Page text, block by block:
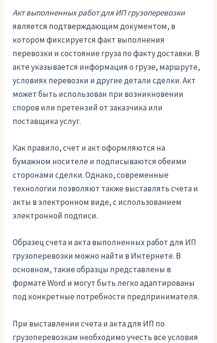
Акт выполненных работ для ИП грузоперевозки
является подтверждающим документом, в
котором фиксируется факт выполнения
перевозки и состояние груза по факту доставки. В
акте указывается информация о грузе, маршруте,
условиях перевозки и другие детали сделки. Акт
может быть использован при возникновении
споров или претензий от заказчика или
поставщика услуг.
Как правило, счет и акт оформляются на
бумажном носителе и подписываются обеими
сторонами сделки. Однако, современные
технологии позволяют также выставлять счета и
акты в электронном виде, с использованием
электронной подписи.
Образец счета и акта выполненных работ для ИП
грузоперевозки можно найти в Интернете. В
основном, такие образцы представлены в
формате Word и могут быть легко адаптированы
под конкретные потребности предпринимателя.
При выставлении счета и акта для ИП по
грузоперевозкам необходимо учесть все условия